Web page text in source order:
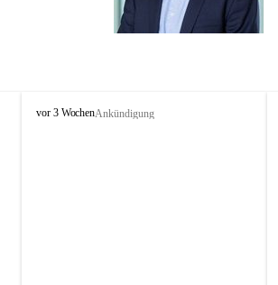
L
vor 3 WochenAnkündigung